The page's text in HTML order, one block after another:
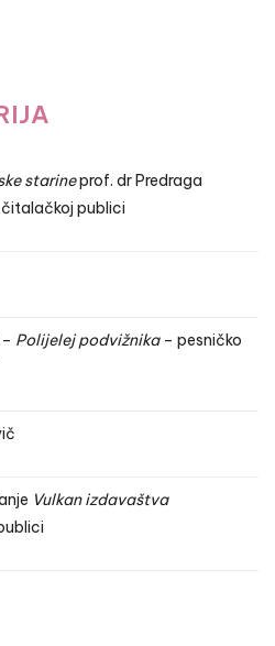
starineprof. dr Predraga
publici
Polijelej podvižnika– pesničko
Vulkan izdavaštva